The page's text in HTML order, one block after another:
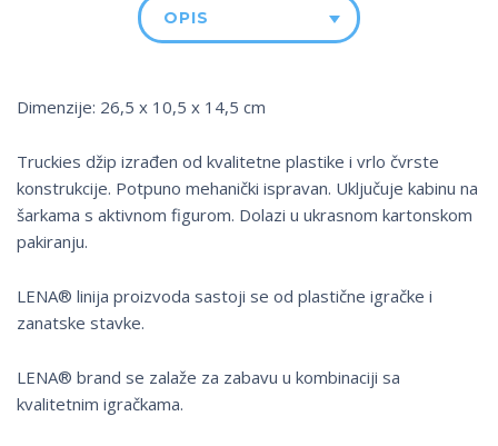
OPIS
Dimenzije: 26,5 x 10,5 x 14,5 cm
Truckies džip izrađen od kvalitetne plastike i vrlo čvrste
konstrukcije. Potpuno mehanički ispravan. Uključuje kabinu na
šarkama s aktivnom figurom. Dolazi u ukrasnom kartonskom
pakiranju.
LENA® linija proizvoda sastoji se od plastične igračke i
zanatske stavke.
LENA® brand se zalaže za zabavu u kombinaciji sa
kvalitetnim igračkama.